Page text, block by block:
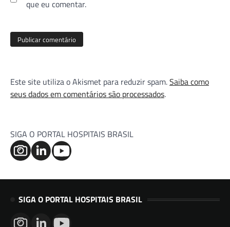
que eu comentar.
Este site utiliza o Akismet para reduzir spam.Saiba como
seus dados em comentários são processados.
SIGA O PORTAL HOSPITAIS BRASIL
SIGA O PORTAL HOSPITAIS BRASIL